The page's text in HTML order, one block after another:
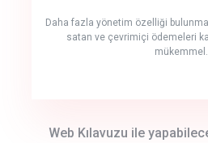
Daha fazla yönetim özelliği
satan ve çevrimiçi ödemeleri
mükemmel.
Web Kılavuzu ile